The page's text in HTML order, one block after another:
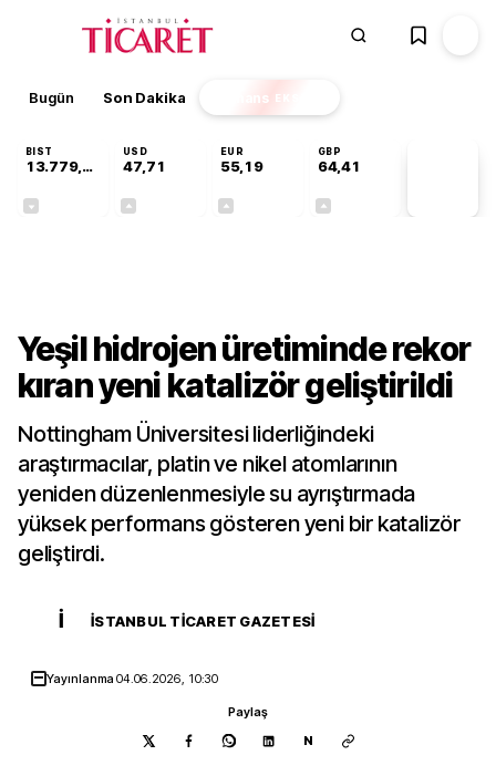
Bugün Son Dakika Finans EKSTRA
BIST
13.779,39
USD
47,71
EUR
55,19
GBP
64,41
Yeşil hidrojen üretiminde rekor
kıran yeni katalizör geliştirildi
Nottingham Üniversitesi liderliğindeki
araştırmacılar, platin ve nikel atomlarının
yeniden düzenlenmesiyle su ayrıştırmada
yüksek performans gösteren yeni bir katalizör
geliştirdi.
İ İSTANBUL TICARET GAZETESI
Yayınlanma04.06.2026, 10:30
Paylaş
N